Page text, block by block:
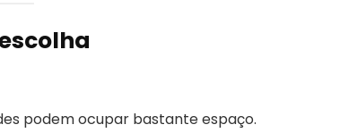
podem ocupar bastante espaço.